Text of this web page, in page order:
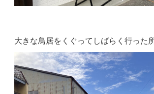
大きな鳥居をくぐってしばらく行った